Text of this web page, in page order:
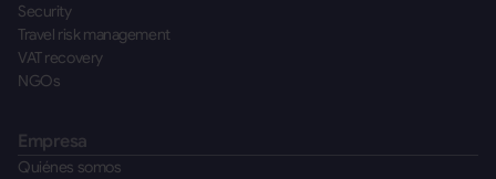
Security
Travel risk management
VAT recovery
NGOs
Empresa
Quiénes somos